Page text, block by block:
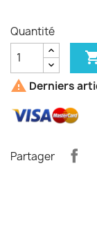
Quantité
 Derniers
Partager